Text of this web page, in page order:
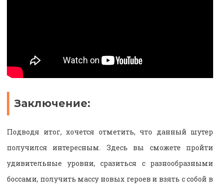
Заключение:
Подводя итог, хочется отметить, что данный шутер
получился интересным. Здесь вы сможете пройти
удивительные уровни, сразиться с разнообразными
боссами, получить массу новых героев и взять с собой в